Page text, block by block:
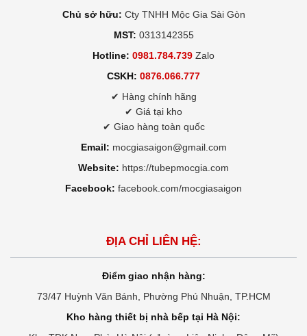
Chủ sở hữu: Cty TNHH Mộc Gia Sài Gòn
MST: 0313142355
Hotline: 0981.784.739 Zalo
CSKH: 0876.066.777
✔ Hàng chính hãng
✔ Giá tại kho
✔ Giao hàng toàn quốc
Email: mocgiasaigon@gmail.com
Website: https://tubepmocgia.com
Facebook: facebook.com/mocgiasaigon
ĐỊA CHỈ LIÊN HỆ:
Điểm giao nhận hàng:
73/47 Huỳnh Văn Bánh, Phường Phú Nhuận, TP.HCM
Kho hàng thiết bị nhà bếp tại Hà Nội: